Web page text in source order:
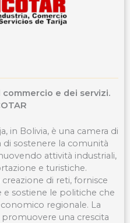
commercio e dei servizi.
in Bolivia, è una camera di
sostenere la comunità
attività industriali,
e turistiche.
creazione di reti, fornisce
e sostiene le politiche che
regionale. La
promuovere una crescita